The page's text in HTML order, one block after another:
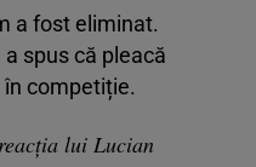
a fost eliminat.
spus că pleacă
competiție.
lui Lucian